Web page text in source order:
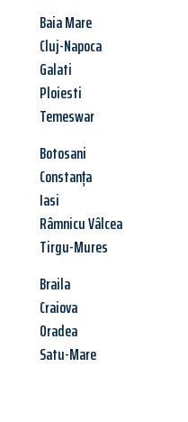
Baia Mare
Cluj-Napoca
Galati
Ploiesti
Temeswar
Botosani
Constanța
Iasi
Râmnicu Vâlcea
Tirgu-Mures
Braila
Craiova
Oradea
Satu-Mare